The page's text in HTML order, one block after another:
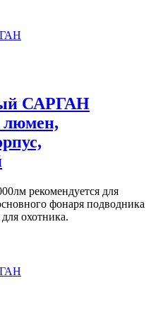
САРГАН
рекомендуется для
фонаря подводника
охотника.